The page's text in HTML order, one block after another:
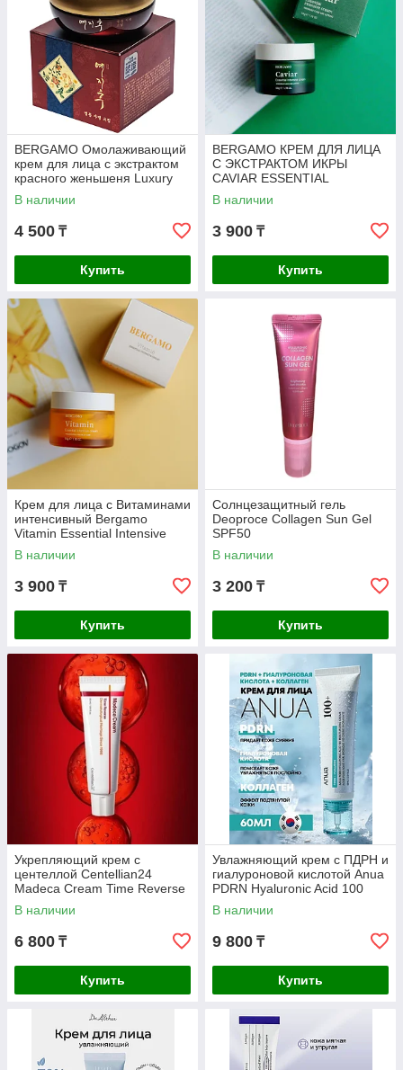
BERGAMO Омолаживающий
крем для лица с экстрактом
красного женьшеня Luxury
Yezihu Cream (50 г)
В наличии
4 500 ₸
Купить
BERGAMO КРЕМ ДЛЯ ЛИЦА
С ЭКСТРАКТОМ ИКРЫ
CAVIAR ESSENTIAL
INTENSIVE CREAM
В наличии
3 900 ₸
Купить
Крем для лица с Витаминами
интенсивный Bergamo
Vitamin Essential Intensive
В наличии
3 900 ₸
Купить
Солнцезащитный гель
Deoproce Collagen Sun Gel
SPF50
В наличии
3 200 ₸
Купить
Укрепляющий крем с
центеллой Centellian24
Madeca Cream Time Reverse
Season 7
В наличии
6 800 ₸
Купить
Увлажняющий крем с ПДРН и
гиалуроновой кислотой Anua
PDRN Hyaluronic Acid 100
Moisturizing Cream
В наличии
9 800 ₸
Купить